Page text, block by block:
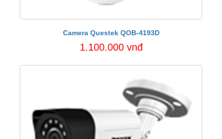
Camera Questek QOB-4193D
1.100.000 vnđ